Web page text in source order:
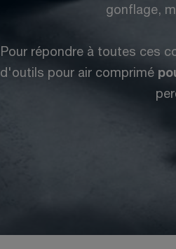
gonflage,
Pour répondre à toutes ces
d'outils pour air comprimé